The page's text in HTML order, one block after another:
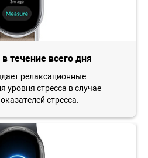
течение всего дня
релаксационные
уровня стресса в случае
стресса.